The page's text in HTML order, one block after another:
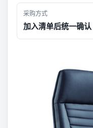
采购方式
加入清单后统一确认